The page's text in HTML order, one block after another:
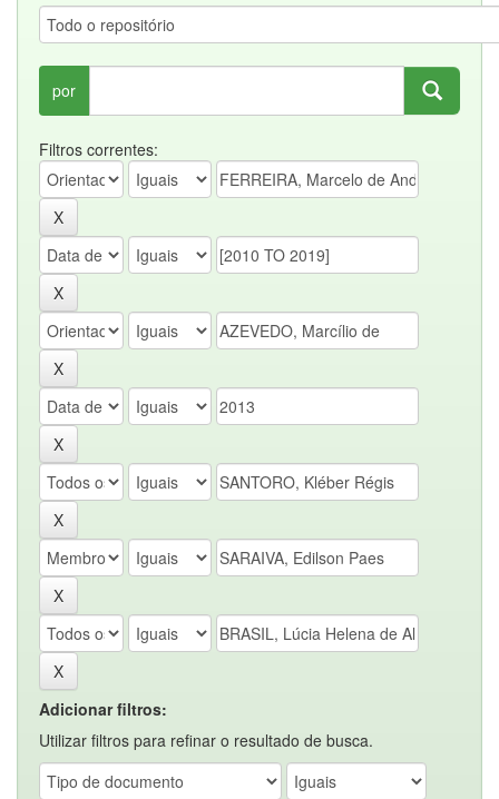
por
Filtros correntes:
Adicionar filtros:
Utilizar filtros para refinar o resultado de busca.